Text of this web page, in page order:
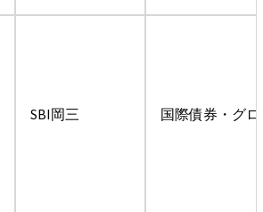
SBI岡三 国際債券・グ